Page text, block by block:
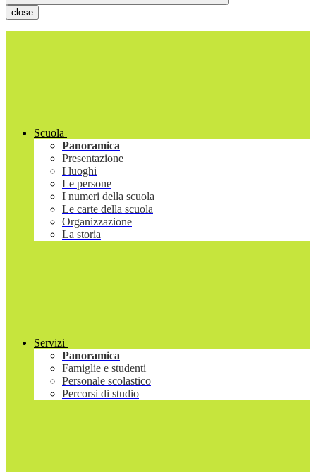
close
Scuola
Panoramica
Presentazione
I luoghi
Le persone
I numeri della scuola
Le carte della scuola
Organizzazione
La storia
Servizi
Panoramica
Famiglie e studenti
Personale scolastico
Percorsi di studio